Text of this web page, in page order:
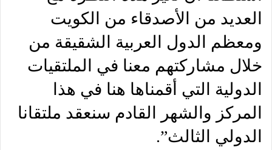
العديد من الأصدقاء من الكويت
ومعظم الدول العربية الشقيقة من
خلال مشاركتهم معنا في الملتقيات
الدولية التي أقمناها هنا في هذا
المركز والشهر القادم سنعقد ملتقانا
الدولي الثالث”.